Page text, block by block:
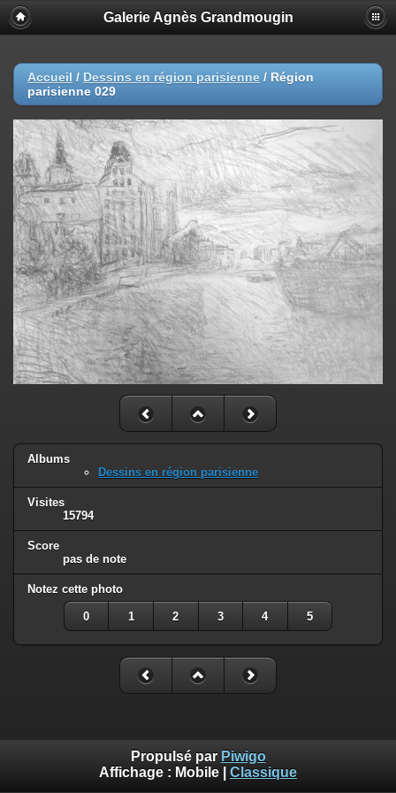
Galerie Agnès Grandmougin
Accueil / Dessins en région parisienne / Région
parisienne 029
Albums
Dessins en région parisienne
Visites
15794
Score
pas de note
Notez cette photo
0 1 2 3 4 5
Propulsé par Piwigo
Affichage : Mobile Classique